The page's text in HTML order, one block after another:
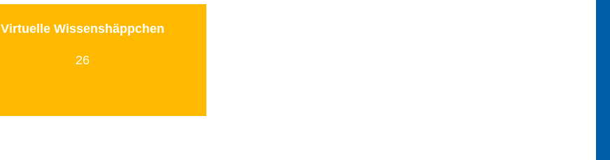
Virtuelle Wissenshäppchen
26